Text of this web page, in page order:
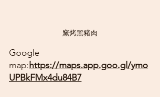
窯烤黑豬肉
Google
map:https://maps.app.goo.gl/ymo
UPBkFMx4du84B7